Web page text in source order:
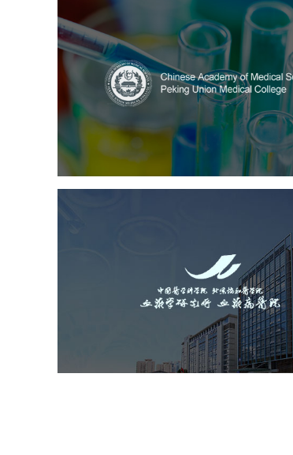
中国医学科学
医药医疗 医院网站建设
大学网站建设
高校网站建设
中国医学科学院血液
（中国医学科学
医院网站建设
互
网站建设 网页设